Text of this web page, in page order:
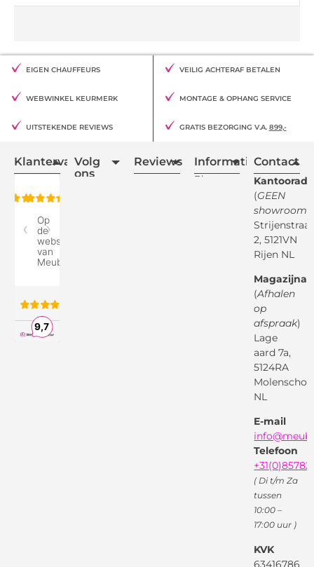
EIGEN CHAUFFEURS VEILIG ACHTERAF BETALEN
WEBWINKEL KEURMERK MONTAGE & OPHANG SERVICE
UITSTEKENDE REVIEWS GRATIS BEZORGING V.A. 899,-
Klantervaring
Volg
ons
Reviews Informatie
Blogs
Retourvoorwaarden
Betaalmethodes
Montageservice
Garantievoorwaarden
Privacybeleid
Contact
(GEEN
showroom
Strijenstraat
2, 5121VN
Rijen NL
(Afhalen
op
afspraak)
Lage
aard 7a,
5124RA
Molenschot
NL
E-mail
Telefoon
( Di t/m Za
tussen
10:00 –
17:00 uur )
KVK
63416786